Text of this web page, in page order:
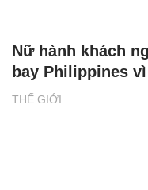
THẾ GIỚI
Nữ hành khách
bay Philippines